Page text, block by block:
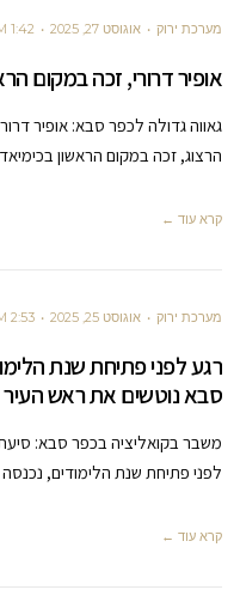
מערכת ירוק אוגוסט 27, 2025 1:42 PM
אופיר דרורי, זכה במקום
גאווה גדולה לכפר סבא: אופיר
הרצוג, זכה במקום הראשון
קרא עוד ←
מערכת ירוק אוגוסט 25, 2025 2:53 PM
רגע לפני פתיחת שנת
סבא נוטשים את ראש העיר
משבר בקואליציה בכפר סבא:
לפני פתיחת שנת הלימודים,
קרא עוד ←